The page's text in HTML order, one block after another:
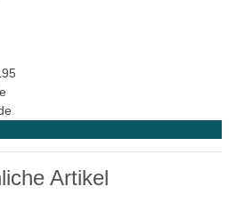
Artikel